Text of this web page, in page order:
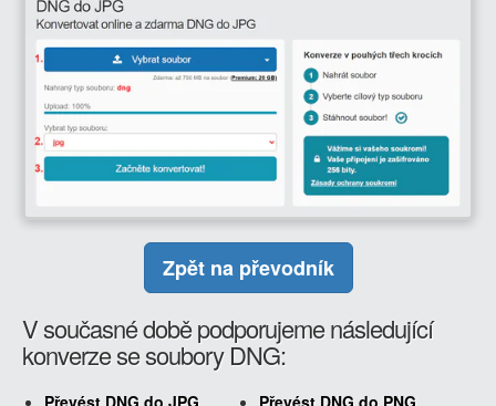
Zpět na převodník
V současné době podporujeme následující
konverze se soubory DNG:
Převést DNG do JPG Převést DNG do PNG